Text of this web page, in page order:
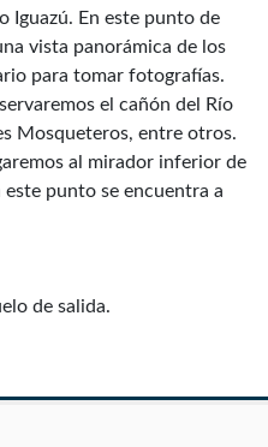
Iguazú. En este punto de
vista panorámica de los
para tomar fotografías.
el cañón del Río
Mosqueteros, entre otros.
al mirador inferior de
este punto se encuentra a
de salida.